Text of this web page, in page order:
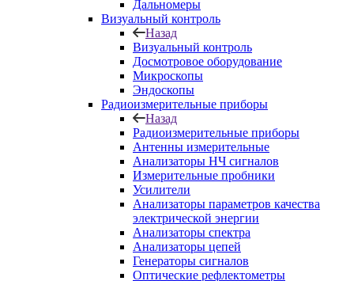
Дальномеры
Визуальный контроль
Назад
Визуальный контроль
Досмотровое оборудование
Микроскопы
Эндоскопы
Радиоизмерительные приборы
Назад
Радиоизмерительные приборы
Антенны измерительные
Анализаторы НЧ сигналов
Измерительные пробники
Усилители
Анализаторы параметров качества
электрической энергии
Анализаторы спектра
Анализаторы цепей
Генераторы сигналов
Оптические рефлектометры